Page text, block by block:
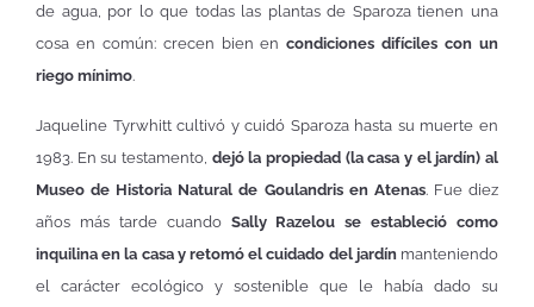
de agua, por lo que todas las plantas de Sparoza tienen una
cosa en común: crecen bien encondiciones difíciles con un
riego mínimo.
Jaqueline Tyrwhitt cultivó y cuidó Sparoza hasta su muerte en
1983. En su testamento, dejó la propiedad (la casa y el jardín) al
Museo de Historia Natural de Goulandris en Atenas. Fue diez
años más tarde cuando Sally Razelou se estableció como
inquilina en la casa y retomó el cuidado del jardínmanteniendo
el carácter ecológico y sostenible que le había dado su